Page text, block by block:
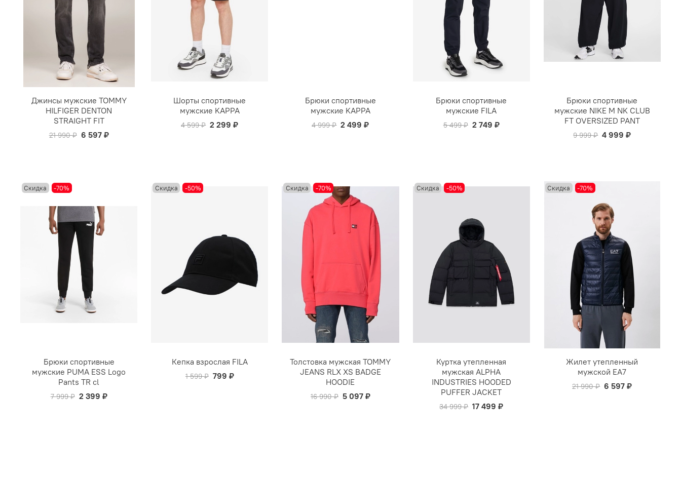
Джинсы мужские TOMMY
HILFIGER DENTON
STRAIGHT FIT
21 990 ₽ 6 597 ₽
Шорты спортивные
мужские KAPPA
4 599 ₽ 2 299 ₽
Брюки спортивные
мужские KAPPA
4 999 ₽ 2 499 ₽
Брюки спортивные
мужские FILA
5 499 ₽ 2 749 ₽
Брюки спортивные
мужские NIKE M NK CLUB
FT OVERSIZED PANT
9 999 ₽ 4 999 ₽
Скидка -70%
Брюки спортивные
мужские PUMA ESS Logo
Pants TR cl
7 999 ₽ 2 399 ₽
Скидка -50%
Кепка взрослая FILA
1 599 ₽ 799 ₽
Скидка -70%
Толстовка мужская TOMMY
JEANS RLX XS BADGE
HOODIE
16 990 ₽ 5 097 ₽
Скидка -50%
Куртка утепленная
мужская ALPHA
INDUSTRIES HOODED
PUFFER JACKET
34 999 ₽ 17 499 ₽
Скидка -70%
Жилет утепленный
мужской EA7
21 990 ₽ 6 597 ₽